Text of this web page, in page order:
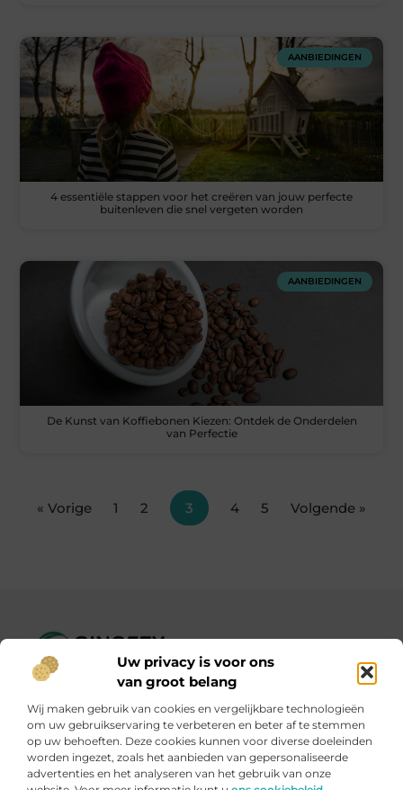
Uw privacy is voor ons
van groot belang
Wij maken gebruik van cookies en vergelijkbare technologieën
om uw gebruikservaring te verbeteren en beter af te stemmen
op uw behoeften. Deze cookies kunnen voor diverse doeleinden
worden ingezet, zoals het aanbieden van gepersonaliseerde
advertenties en het analyseren van het gebruik van onze
AANBIEDINGEN
4 essentiële stappen voor het creëren van jouw perfecte
buitenleven die snel vergeten worden
AANBIEDINGEN
De Kunst van Koffiebonen Kiezen: Ontdek de Onderdelen
van Perfectie
« Vorige 1 2 3 4 5 Volgende »
Ginofey.nl – Van alledaags tot bijzonder, altijd iets te lezen!
Wij verzamelen blogs en artikelen over een grote
verscheidenheid aan onderwerpen, die alles uit het dagelijks
leven bestrijken.
Onze informatie